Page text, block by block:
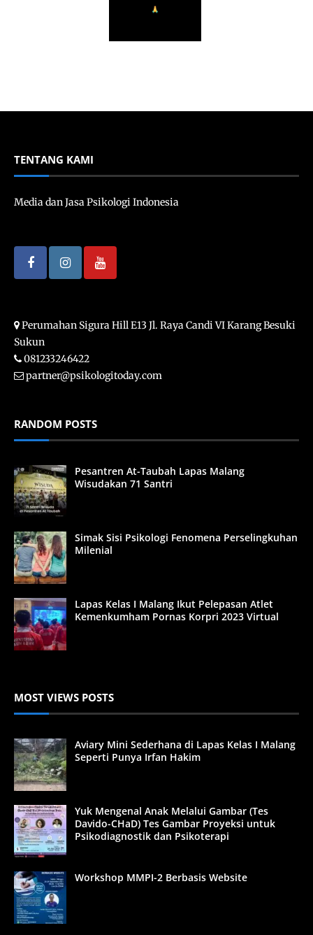
TENTANG KAMI
Media dan Jasa Psikologi Indonesia
Perumahan Sigura Hill E13 Jl. Raya Candi VI Karang Besuki
Sukun
081233246422
partner@psikologitoday.com
RANDOM POSTS
Pesantren At-Taubah Lapas Malang
Wisudakan 71 Santri
Simak Sisi Psikologi Fenomena Perselingkuhan
Milenial
Lapas Kelas I Malang Ikut Pelepasan Atlet
Kemenkumham Pornas Korpri 2023 Virtual
MOST VIEWS POSTS
Aviary Mini Sederhana di Lapas Kelas I Malang
Seperti Punya Irfan Hakim
Yuk Mengenal Anak Melalui Gambar (Tes
Davido-CHaD) Tes Gambar Proyeksi untuk
Psikodiagnostik dan Psikoterapi
Workshop MMPI-2 Berbasis Website